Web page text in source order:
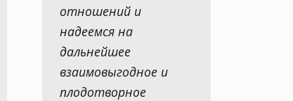
отношений и
надеемся на
дальнейшее
взаимовыгодное и
плодотворное